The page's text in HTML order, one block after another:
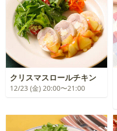
クリスマスロールチキン
12/23 (金) 20:00〜21:00